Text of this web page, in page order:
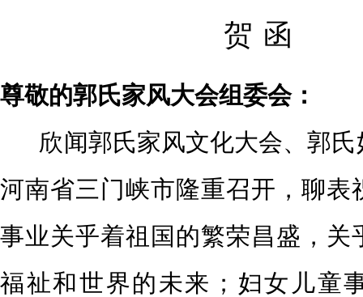
贺 函
尊敬的郭氏家风大会组委会：
欣闻郭氏家风文化大会、郭氏
河南省三门峡市隆重召开，聊表
事业关乎着祖国的繁荣昌盛，关
福祉和世界的未来；妇女儿童